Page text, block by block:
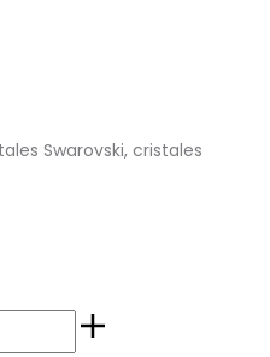
Swarovski, cristales